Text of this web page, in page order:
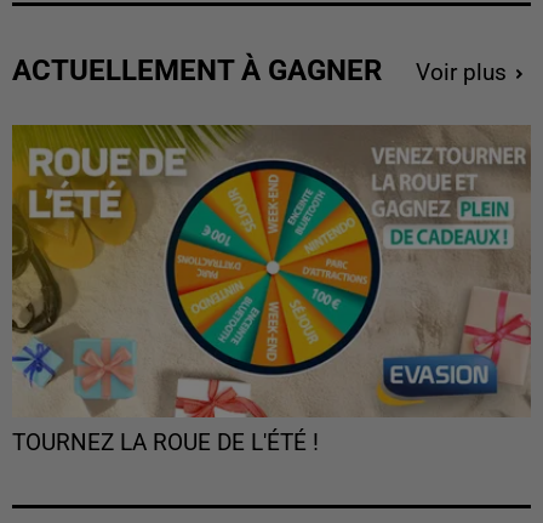
ACTUELLEMENT À GAGNER Voir plus
TOURNEZ LA ROUE DE L'ÉTÉ !